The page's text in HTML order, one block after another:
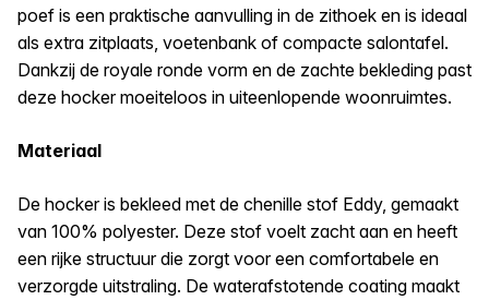
poef is een praktische aanvulling in de zithoek en is ideaal
als extra zitplaats, voetenbank of compacte salontafel.
Dankzij de royale ronde vorm en de zachte bekleding past
deze hocker moeiteloos in uiteenlopende woonruimtes.
Materiaal
De hocker is bekleed met de chenille stof Eddy, gemaakt
van 100% polyester. Deze stof voelt zacht aan en heeft
een rijke structuur die zorgt voor een comfortabele en
verzorgde uitstraling. De waterafstotende coating maakt